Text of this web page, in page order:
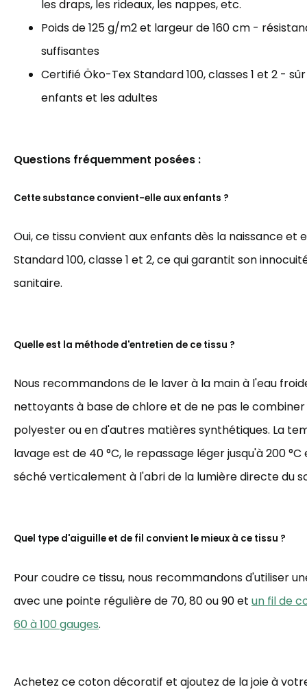
les draps, les rideaux, les nappes, etc.
Poids de 125 g/m2 et largeur de 160 cm -
suffisantes
Certifié Öko-Tex Standard 100, classes 1 et 2 -
enfants et les adultes
Questions fréquemment posées :
Cette substance convient-elle aux enfants ?
Oui, ce tissu convient aux enfants dès la naissance et
Standard 100, classe 1 et 2, ce qui garantit son
sanitaire.
Quelle est la méthode d'entretien de ce tissu ?
Nous recommandons de le laver à la main à l'eau
nettoyants à base de chlore et de ne pas le
polyester ou en d'autres matières synthétiques. La
lavage est de 40 °C, le repassage léger jusqu'à 200
séché verticalement à l'abri de la lumière directe du
Quel type d'aiguille et de fil convient le mieux à ce tissu ?
Pour coudre ce tissu, nous recommandons d'utiliser
avec une pointe régulière de 70, 80 ou 90 et un fil de
60 à 100 gauges.
Achetez ce coton décoratif et ajoutez de la joie à